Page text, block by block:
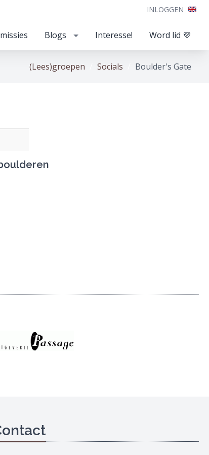
INLOGGEN
Blogs Interesse! Word lid 💜
(Lees)groepen Socials Boulder's Gate